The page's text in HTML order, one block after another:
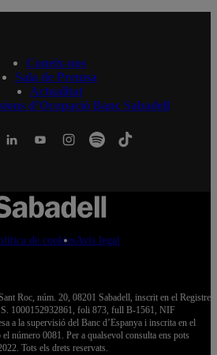
Coneix-nos
Sala de Premsa
Actualitat
d’Ocupació Banc Sabadell
de cookiesAvís legal
Roc, núm. 20, 08201 Sabadell, inscrit en el Registre
1000152932861, foli 873, full B-1561, NIF
a la supervisió del Banc d’Espanya i inscrita en el
número 0081. Per a qualsevol consulta ens pots
Tots els drets reservats.